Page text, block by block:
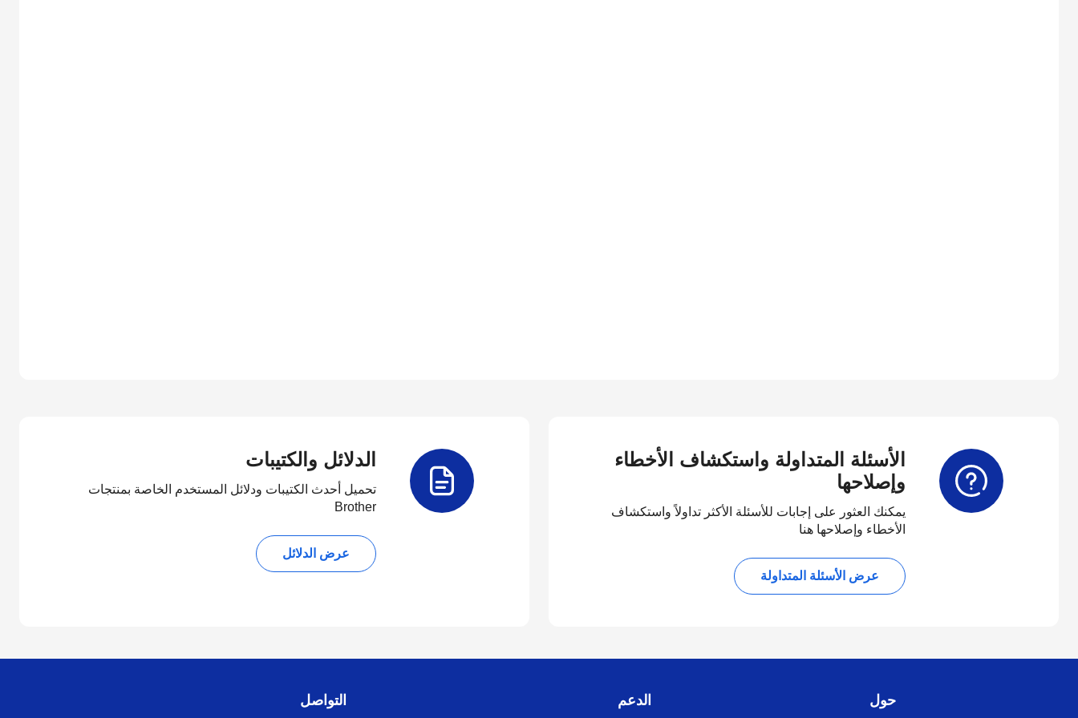
الأسئلة المتداولة واستكشاف الأخطاء
وإصلاحها
يمكنك العثور على إجابات للأسئلة الأكثر تداولاً واستكشاف
الأخطاء وإصلاحها هنا
عرض الأسئلة المتداولة
الدلائل والكتيبات
تحميل أحدث الكتيبات ودلائل المستخدم الخاصة بمنتجات
Brother
عرض الدلائل
حول الدعم التواصل